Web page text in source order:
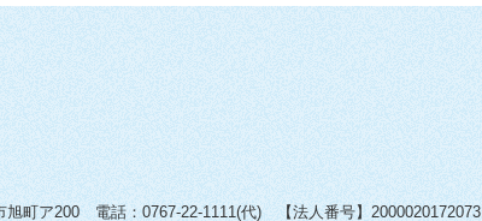
町ア200 電話：0767-22-1111(代) 【法人番号】2000020172073